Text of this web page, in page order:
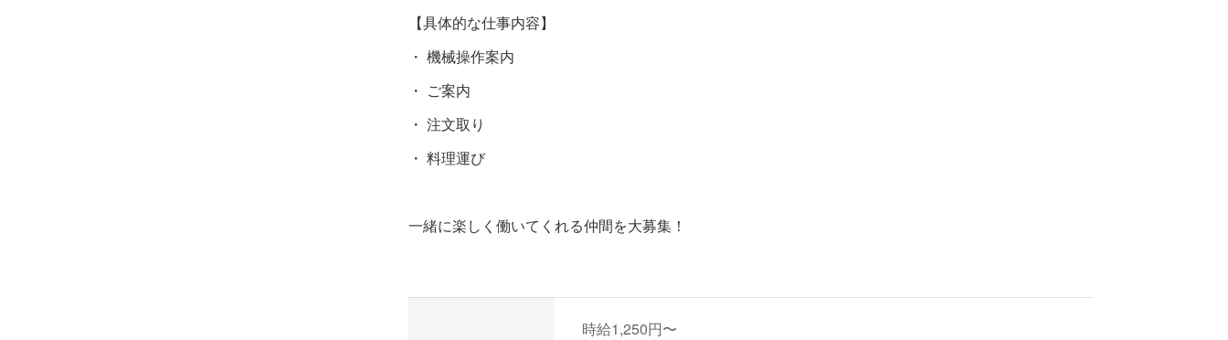
【具体的な仕事内容】
・ 機械操作案内
・ ご案内
・ 注文取り
・ 料理運び
一緒に楽しく働いてくれる仲間を大募集！
時給1,250円〜